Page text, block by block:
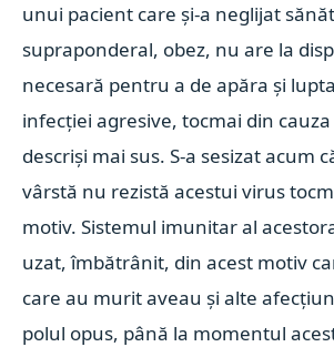
unui pacient care și-a neglijat
supraponderal, obez, nu are la
necesară pentru a de apăra și
infecției agresive, tocmai din
descriși mai sus. S-a sesizat acum
vârstă nu rezistă acestui virus
motiv. Sistemul imunitar al
uzat, îmbătrânit, din acest motiv
care au murit aveau și alte
polul opus, până la momentul